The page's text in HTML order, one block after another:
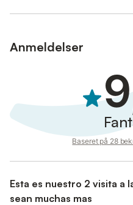
Anmeldelser
Baseret på 28
Esta es nuestro 2 visita a
sean muchas mas